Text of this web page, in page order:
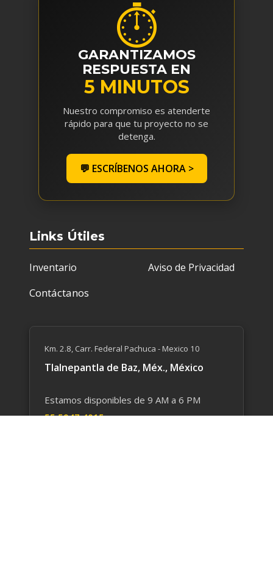
⏱
GARANTIZAMOS
RESPUESTA EN
5 MINUTOS
Nuestro compromiso es atenderte
rápido para que tu proyecto no se
detenga.
💬 ESCRÍBENOS AHORA >
Links Útiles
Inventario
Contáctanos
Aviso de Privacidad
Km. 2.8, Carr. Federal Pachuca - Mexico 10
Tlalnepantla de Baz, Méx., México
Estamos disponibles de 9 AM a 6 PM
55 59​47 4015